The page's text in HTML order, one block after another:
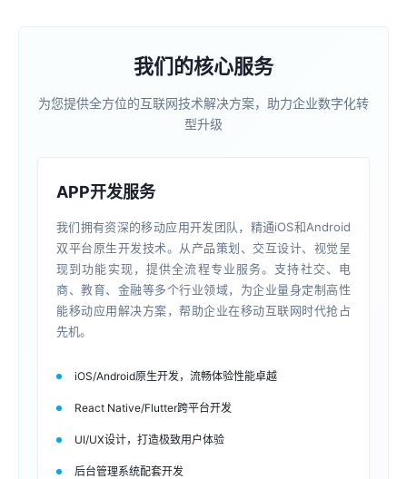
我们的核心服务
为您提供全方位的互联网技术解决方案，助力企业数字化转
型升级
APP开发服务
我们拥有资深的移动应用开发团队，精通iOS和Android
双平台原生开发技术。从产品策划、交互设计、视觉呈
现到功能实现，提供全流程专业服务。支持社交、电
商、教育、金融等多个行业领域，为企业量身定制高性
能移动应用解决方案，帮助企业在移动互联网时代抢占
先机。
iOS/Android原生开发，流畅体验性能卓越
React Native/Flutter跨平台开发
UI/UX设计，打造极致用户体验
后台管理系统配套开发